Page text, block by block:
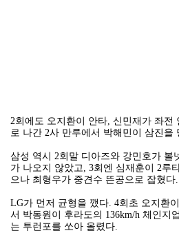
2회에도 오지환이 안타, 신민재가 좌전
로 나간 2사 만루에서 박해민이 삼진을
삼성 역시 2회말 디아즈와 강민호가 볼
가 나오지 않았고, 3회엔 심재훈이 2루
으나 최형우가 중견수 뜬공으로 잡혔다.
LG가 먼저 균형을 깼다. 4회초 오지환
서 박동원이 후라도의 136km/h 체인지
는 투런포를 쏘아 올렸다.